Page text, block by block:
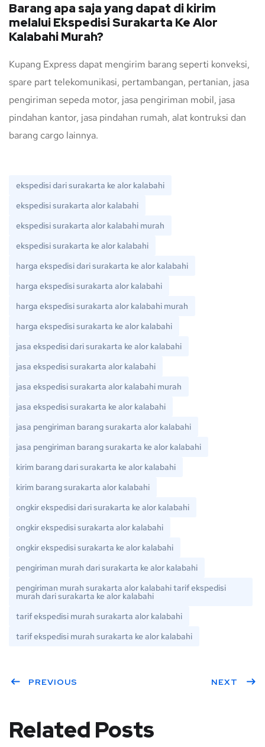
Barang apa saja yang dapat di kirim
melalui Ekspedisi Surakarta Ke Alor
Kalabahi Murah?
Kupang Express dapat mengirim barang seperti konveksi,
spare part telekomunikasi, pertambangan, pertanian, jasa
pengiriman sepeda motor, jasa pengiriman mobil, jasa
pindahan kantor, jasa pindahan rumah, alat kontruksi dan
barang cargo lainnya.
ekspedisi dari surakarta ke alor kalabahi
ekspedisi surakarta alor kalabahi
ekspedisi surakarta alor kalabahi murah
ekspedisi surakarta ke alor kalabahi
harga ekspedisi dari surakarta ke alor kalabahi
harga ekspedisi surakarta alor kalabahi
harga ekspedisi surakarta alor kalabahi murah
harga ekspedisi surakarta ke alor kalabahi
jasa ekspedisi dari surakarta ke alor kalabahi
jasa ekspedisi surakarta alor kalabahi
jasa ekspedisi surakarta alor kalabahi murah
jasa ekspedisi surakarta ke alor kalabahi
jasa pengiriman barang surakarta alor kalabahi
jasa pengiriman barang surakarta ke alor kalabahi
kirim barang dari surakarta ke alor kalabahi
kirim barang surakarta alor kalabahi
ongkir ekspedisi dari surakarta ke alor kalabahi
ongkir ekspedisi surakarta alor kalabahi
ongkir ekspedisi surakarta ke alor kalabahi
pengiriman murah dari surakarta ke alor kalabahi
pengiriman murah surakarta alor kalabahi tarif ekspedisi
murah dari surakarta ke alor kalabahi
tarif ekspedisi murah surakarta alor kalabahi
tarif ekspedisi murah surakarta ke alor kalabahi
PREVIOUS NEXT
Related Posts